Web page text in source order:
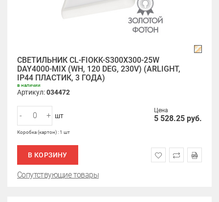
СВЕТИЛЬНИК CL-FIOKK-S300X300-25W
DAY4000-MIX (WH, 120 DEG, 230V) (ARLIGHT,
IP44 ПЛАСТИК, 3 ГОДА)
в наличии
Артикул:034472
Цена
5 528.25 руб.
- + шт
Коробка (картон) : 1 шт
В КОРЗИНУ
Сопутствующие товары